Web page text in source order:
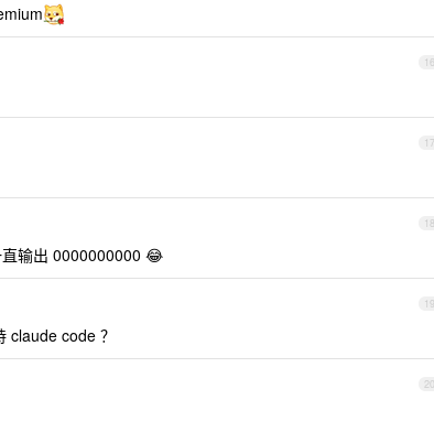
16
17
18
输出 0000000000 😂
19
claude code ？
20